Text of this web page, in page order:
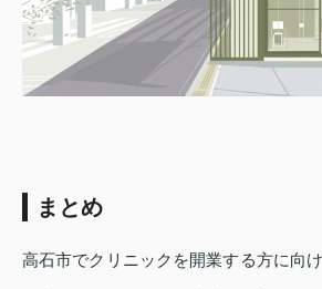
まとめ
高石市でクリニックを開業する方に向